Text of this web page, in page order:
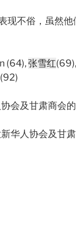
现不俗，虽然他
(64),张雪红
(92)
会及甘肃商会的
华人协会及甘